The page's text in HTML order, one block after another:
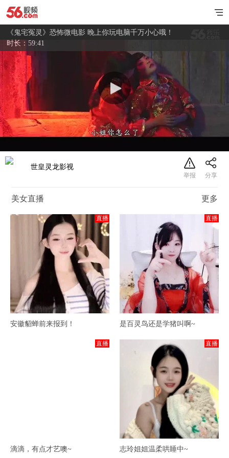
《鬼宅冤灵》恐怖微电影 晚上你玩电脑千万小心哦！
时长：59:41
世皇灵龙影视
美女直播 更多
直播
安徽貂蝉前来报到！
直播
是百灵鸟还是学猪叫啊~
直播
滴滴，有点才艺噢~
直播
志玲姐姐温柔哄睡中~